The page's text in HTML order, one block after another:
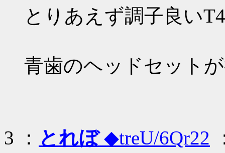
とりあえず調子良い
青歯のヘッドセット
3 ： とれぼ◆treU/6Qr22